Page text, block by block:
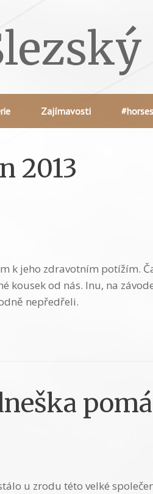
Zajímavosti
2013
k jeho zdravotním potížím.
kousek od nás. Inu, na
nepředřeli.
u zrodu této velké